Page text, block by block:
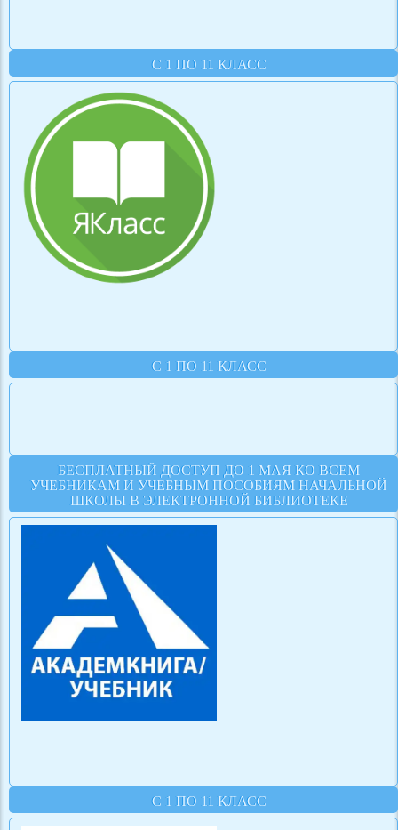
С 1 ПО 11 КЛАСС
С 1 ПО 11 КЛАСС
БЕСПЛАТНЫЙ ДОСТУП ДО 1 МАЯ КО ВСЕМ
УЧЕБНИКАМ И УЧЕБНЫМ ПОСОБИЯМ НАЧАЛЬНОЙ
ШКОЛЫ В ЭЛЕКТРОННОЙ БИБЛИОТЕКЕ
С 1 ПО 11 КЛАСС